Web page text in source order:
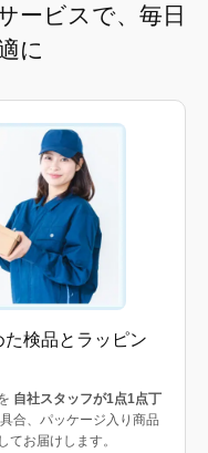
ービスで、毎日
に
検品とラッピン
自社スタッフが1点1点丁
合、パッケージ入り商品
お届けします。